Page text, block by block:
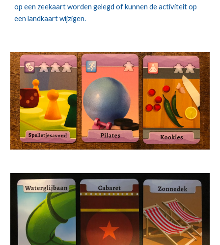
op een zeekaart worden gelegd of kunnen de activiteit op
een landkaart wijzigen.